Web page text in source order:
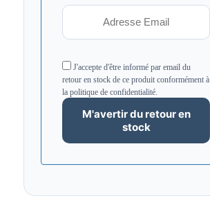
J'accepte d'être informé par email du
retour en stock de ce produit conformément à
la politique de confidentialité.